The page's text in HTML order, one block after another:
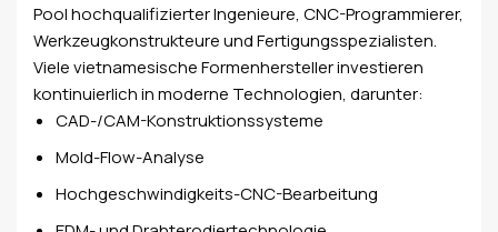
Pool hochqualifizierter Ingenieure, CNC-Programmierer,
Werkzeugkonstrukteure und Fertigungsspezialisten.
Viele vietnamesische Formenhersteller investieren
kontinuierlich in moderne Technologien, darunter:
CAD-/CAM-Konstruktionssysteme
Mold-Flow-Analyse
Hochgeschwindigkeits-CNC-Bearbeitung